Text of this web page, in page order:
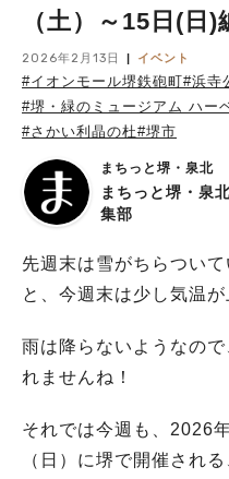
（土）～15日(日)
2026年2月13日 イベント
#イオンモール堺鉄砲町#浜寺
#堺・緑のミュージアム ハー
#さかい利晶の杜#堺市
まちっと堺・泉北
まちっと堺・泉
集部
先週末は雪がちらつい
と、今週末は少し気温
雨は降らないようなの
れませんね！
それでは今週も、2026
（日）に堺で開催され